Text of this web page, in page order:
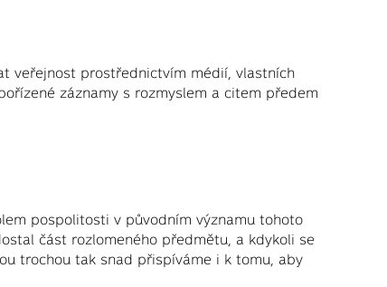
veřejnost prostřednictvím médií, vlastních
záznamy s rozmyslem a citem předem
pospolitosti v původním významu tohoto
část rozlomeného předmětu, a kdykoli se
trochou tak snad přispíváme i k tomu, aby